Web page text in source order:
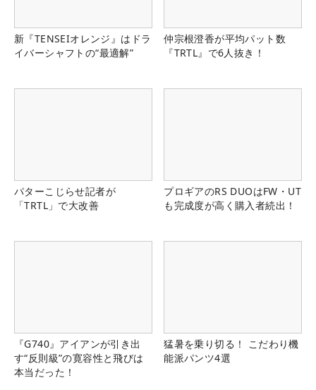
新『TENSEIオレンジ』はドラ
イバーシャフトの“最適解”
仲宗根澄香が平均パット数
『TRTL』で6人抜き！
パターこじらせ記者が
「TRTL」で大改善
プロギアのRS DUOはFW・UT
も完成度が高く購入者続出！
『G740』アイアンが引き出
す“反則級”の寛容性と飛びは
本当だった！
猛暑を乗り切る！ こだわり機
能派パンツ4選